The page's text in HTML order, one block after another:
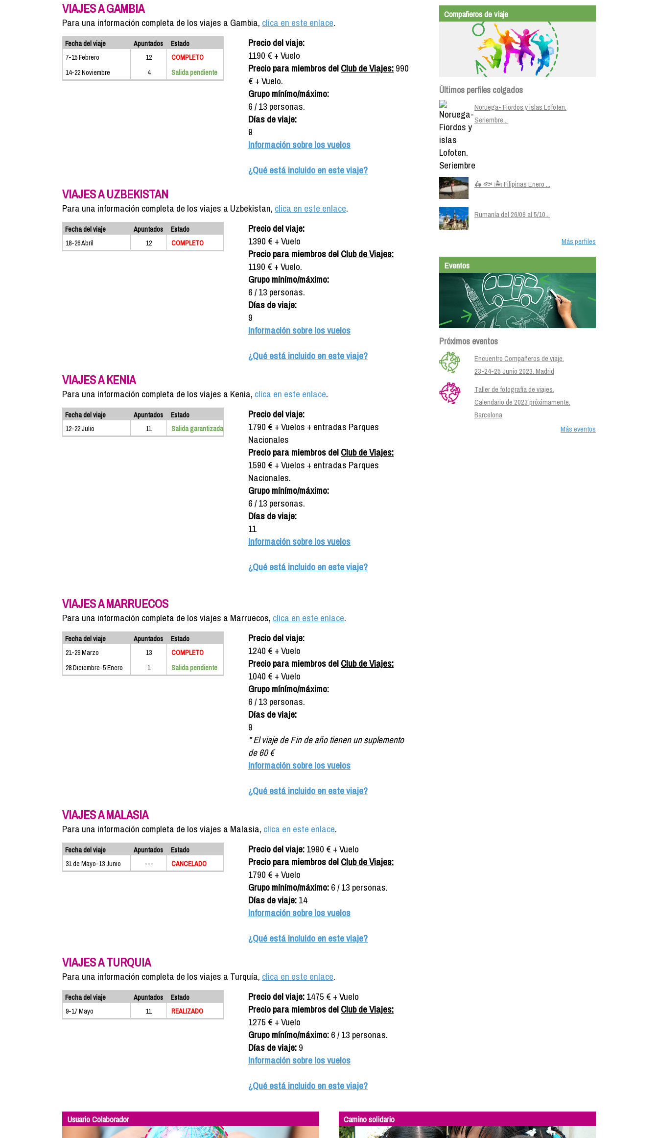
VIAJES A GAMBIA
Para una información completa de los viajes a Gambia, clica en este enlace.
Fecha del viaje Apuntados
Estado
7-15 Febrero
12
COMPLETO
14-22 Noviembre
4 Salida pendiente
Precio del viaje:
1190 € + Vuelo
Precio para miembros delClub de Viajes:990
€ + Vuelo.
Grupo mínímo/máximo:
6 / 13 personas.
Días de viaje:
9
Información sobre los vuelos
¿Qué está incluido en este viaje?
VIAJES A UZBEKISTAN
Para una información completa de los viajes a Uzbekistan, clica en este enlace.
Fecha del viaje Apuntados
Estado
18-26 Abril
12 COMPLETO
Precio del viaje:
1390 € + Vuelo
Precio para miembros delClub de Viajes:
1190 € + Vuelo.
Grupo mínímo/máximo:
6 / 13 personas.
Días de viaje:
9
Información sobre los vuelos
¿Qué está incluido en este viaje?
VIAJES A KENIA
Para una información completa de los viajes a Kenia, clica en este enlace.
Fecha del viaje Apuntados
Estado
12-22 Julio
11 Salida garantizada
Precio del viaje:
1790 € + Vuelos + entradas Parques
Nacionales
Precio para miembros delClub de Viajes:
1590 € + Vuelos + entradas Parques
Nacionales.
Grupo mínímo/máximo:
6 / 13 personas.
Días de viaje:
11
Información sobre los vuelos
¿Qué está incluido en este viaje?
VIAJES A MARRUECOS
Para una información completa de los viajes a Marruecos, clica en este enlace.
Fecha del viaje Apuntados
Estado
21-29 Marzo
13
COMPLETO
28 Diciembre-5 Enero
1 Salida pendiente
Precio del viaje:
1240 € + Vuelo
Precio para miembros delClub de Viajes:
1040 € + Vuelo
Grupo mínímo/máximo:
6 / 13 personas.
Días de viaje:
9
* El viaje de Fin de año tienen un suplemento
de 60 €
Información sobre los vuelos
¿Qué está incluido en este viaje?
VIAJES A MALASIA
Para una información completa de los viajes a Malasia, clica en este enlace.
Fecha del viaje Apuntados
Estado
31 de Mayo-13 Junio
--- CANCELADO
Precio del viaje:1990 € + Vuelo
Precio para miembros delClub de Viajes:
1790 € + Vuelo
Grupo mínímo/máximo:6 / 13 personas.
Días de viaje:14
Información sobre los vuelos
¿Qué está incluido en este viaje?
VIAJES A TURQUIA
Para una información completa de los viajes a Turquía, clica en este enlace.
Fecha del viaje Apuntados
Estado
9-17 Mayo
11 REALIZADO
Precio del viaje:1475 € + Vuelo
Precio para miembros delClub de Viajes:
1275 € + Vuelo
Grupo mínímo/máximo:6 / 13 personas.
Días de viaje:9
Información sobre los vuelos
¿Qué está incluido en este viaje?
Compañeros de viaje
Últimos perfiles colgados
Noruega- Fiordos y islas Lofoten.
Seriembre...
🛵 🐟 🏝️ Filipinas Enero ...
Rumanía del 26/09 al 5/10...
Más perfiles
Eventos
Próximos eventos
Encuentro Compañeros de viaje.
23-24-25 Junio 2023. Madrid
Taller de fotografía de viajes.
Calendario de 2023 próximamente.
Barcelona
Más eventos
Usuario Colaborador Camino solidario